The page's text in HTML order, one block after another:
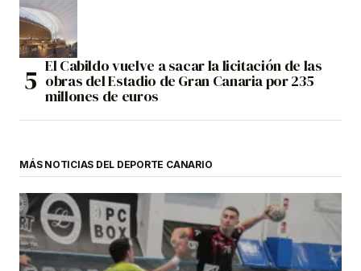
El Cabildo vuelve a sacar la licitación de las
obras del Estadio de Gran Canaria por 235
millones de euros
MÁS NOTICIAS DEL DEPORTE CANARIO